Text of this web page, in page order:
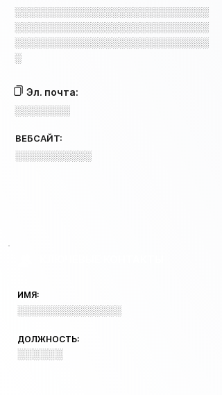
░░░░░░░░░░░░░░░░░░░░░░░░░░░░
░░░░░░░░░░░░░░░░░░░░░░░░░░░░
░░░░░░░░░░░░░░░░░░░░░░░░░░░░
░
Эл. почта:
░░░░░░░░
ВЕБСАЙТ:
░░░░░░░░░░░
ИМЯ:
░░░░░░░░░░░░░░░
ДОЛЖНОСТЬ:
░░░░░░